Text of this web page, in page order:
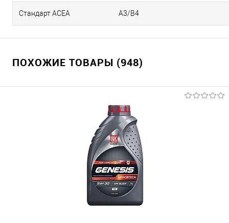
Стандарт ACEA А3/В4
ПОХОЖИЕ ТОВАРЫ (948)